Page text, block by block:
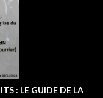
: LE GUIDE DE LA